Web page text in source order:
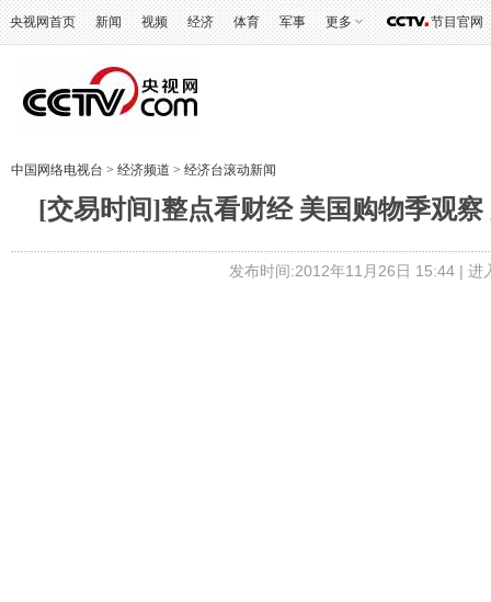
央视网首页 新闻 视频 经济 体育 军事 更多 节目官网
中国网络电视台 > 经济频道 > 经济台滚动新闻
[交易时间]整点看财经 美国购物季观察
发布时间:2012年11月26日 15:44 | 进